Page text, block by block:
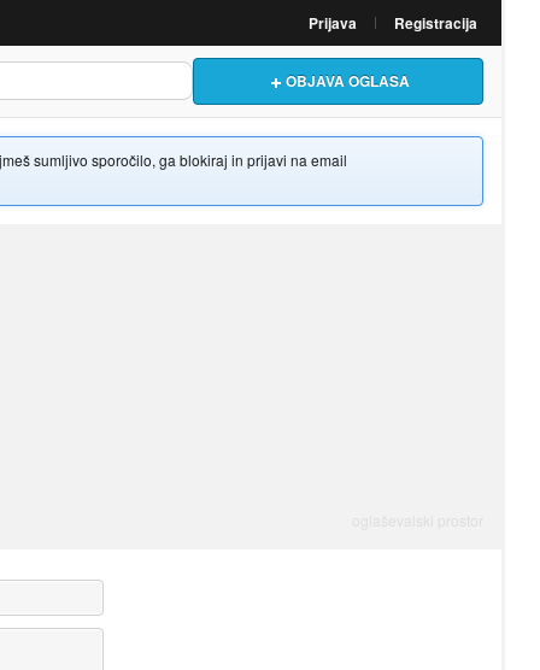
Prijava Registracija
OBJAVA OGLASA
sumljivo sporočilo, ga blokiraj in prijavi na email